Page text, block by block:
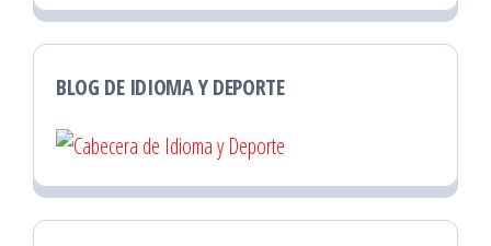
BLOG DE IDIOMA Y DEPORTE